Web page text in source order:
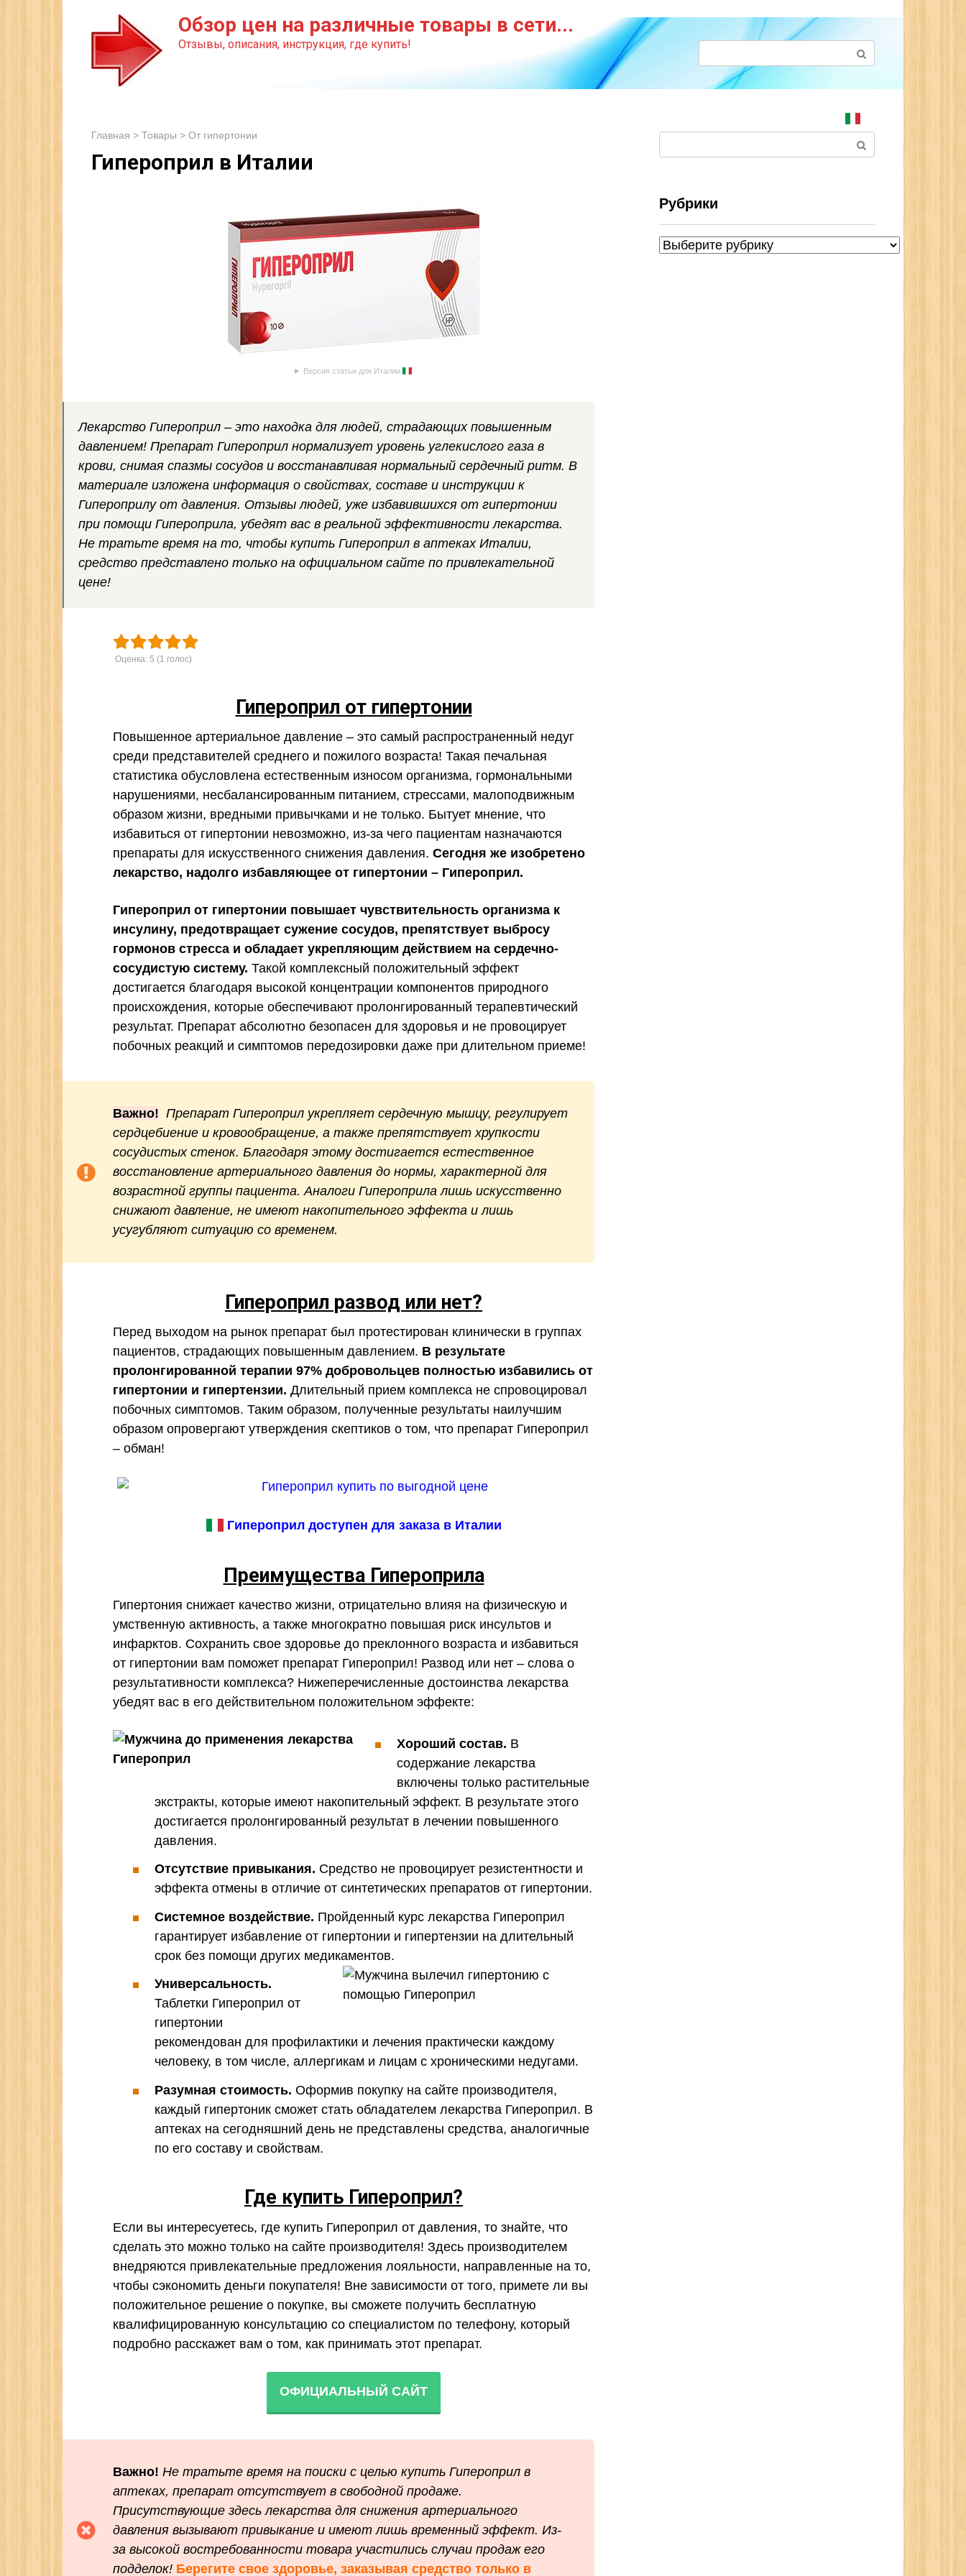
Обзор цен на различные товары в сети...
Отзывы, описания, инструкция, где купить!
Главная > Товары > От гипертонии
Гипероприл в Италии
Версия статьи для Италии
Лекарство Гипероприл – это находка для людей, страдающих повышенным
давлением! Препарат Гипероприл нормализует уровень углекислого газа в
крови, снимая спазмы сосудов и восстанавливая нормальный сердечный ритм. В
материале изложена информация о свойствах, составе и инструкции к
Гипероприлу от давления. Отзывы людей, уже избавившихся от гипертонии
при помощи Гипероприла, убедят вас в реальной эффективности лекарства.
Не тратьте время на то, чтобы купить Гипероприл в аптеках Италии,
средство представлено только на официальном сайте по привлекательной
цене!
Оценка: 5 (1 голос)
Гипероприл от гипертонии
Повышенное артериальное давление – это самый распространенный недуг
среди представителей среднего и пожилого возраста! Такая печальная
статистика обусловлена естественным износом организма, гормональными
нарушениями, несбалансированным питанием, стрессами, малоподвижным
образом жизни, вредными привычками и не только. Бытует мнение, что
избавиться от гипертонии невозможно, из-за чего пациентам назначаются
препараты для искусственного снижения давления. Сегодня же изобретено
лекарство, надолго избавляющее от гипертонии – Гипероприл.
Гипероприл от гипертонии повышает чувствительность организма к
инсулину, предотвращает сужение сосудов, препятствует выбросу
гормонов стресса и обладает укрепляющим действием на сердечно-
сосудистую систему. Такой комплексный положительный эффект
достигается благодаря высокой концентрации компонентов природного
происхождения, которые обеспечивают пролонгированный терапевтический
результат. Препарат абсолютно безопасен для здоровья и не провоцирует
побочных реакций и симптомов передозировки даже при длительном приеме!
Важно! Препарат Гипероприл укрепляет сердечную мышцу, регулирует
сердцебиение и кровообращение, а также препятствует хрупкости
сосудистых стенок. Благодаря этому достигается естественное
восстановление артериального давления до нормы, характерной для
возрастной группы пациента. Аналоги Гипероприла лишь искусственно
снижают давление, не имеют накопительного эффекта и лишь
усугубляют ситуацию со временем.
Гипероприл развод или нет?
Перед выходом на рынок препарат был протестирован клинически в группах
пациентов, страдающих повышенным давлением. В результате
пролонгированной терапии 97% добровольцев полностью избавились от
гипертонии и гипертензии. Длительный прием комплекса не спровоцировал
побочных симптомов. Таким образом, полученные результаты наилучшим
образом опровергают утверждения скептиков о том, что препарат Гипероприл
– обман!
Гипероприл доступен для заказа в Италии
Преимущества Гипероприла
Гипертония снижает качество жизни, отрицательно влияя на физическую и
умственную активность, а также многократно повышая риск инсультов и
инфарктов. Сохранить свое здоровье до преклонного возраста и избавиться
от гипертонии вам поможет препарат Гипероприл! Развод или нет – слова о
результативности комплекса? Нижеперечисленные достоинства лекарства
убедят вас в его действительном положительном эффекте:
Хороший состав. В
содержание лекарства
включены только растительные
экстракты, которые имеют накопительный эффект. В результате этого
достигается пролонгированный результат в лечении повышенного
давления.
Отсутствие привыкания. Средство не провоцирует резистентности и
эффекта отмены в отличие от синтетических препаратов от гипертонии.
Системное воздействие. Пройденный курс лекарства Гипероприл
гарантирует избавление от гипертонии и гипертензии на длительный
срок без помощи других медикаментов.
Универсальность.
Таблетки Гипероприл от
гипертонии
рекомендован для профилактики и лечения практически каждому
человеку, в том числе, аллергикам и лицам с хроническими недугами.
Разумная стоимость. Оформив покупку на сайте производителя,
каждый гипертоник сможет стать обладателем лекарства Гипероприл. В
аптеках на сегодняшний день не представлены средства, аналогичные
по его составу и свойствам.
Где купить Гипероприл?
Если вы интересуетесь, где купить Гипероприл от давления, то знайте, что
сделать это можно только на сайте производителя! Здесь производителем
внедряются привлекательные предложения лояльности, направленные на то,
чтобы сэкономить деньги покупателя! Вне зависимости от того, примете ли вы
положительное решение о покупке, вы сможете получить бесплатную
квалифицированную консультацию со специалистом по телефону, который
подробно расскажет вам о том, как принимать этот препарат.
ОФИЦИАЛЬНЫЙ САЙТ
Важно! Не тратьте время на поиски с целью купить Гипероприл в
аптеках, препарат отсутствует в свободной продаже.
Присутствующие здесь лекарства для снижения артериального
давления вызывают привыкание и имеют лишь временный эффект. Из-
за высокой востребованности товара участились случаи продаж его
подделок! Берегите свое здоровье, заказывая средство только в
Рубрики
Рубрики